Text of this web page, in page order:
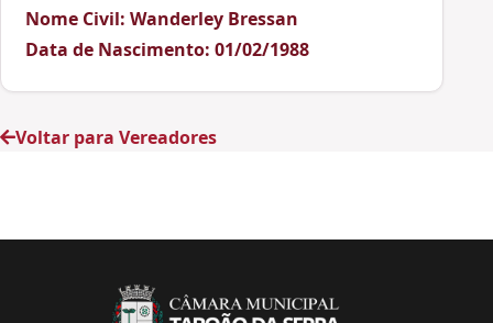
Nome Civil: Wanderley Bressan
Data de Nascimento: 01/02/1988
Voltar para Vereadores